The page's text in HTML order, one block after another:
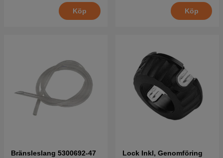
Köp Köp
Bränsleslang 5300692-47 Lock Inkl, Genomföring